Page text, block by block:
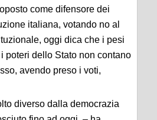
come difensore dei
italiana, votando no al
oggi dica che i pesi
poteri dello Stato non contano
avendo preso i voti,
diverso dalla democrazia